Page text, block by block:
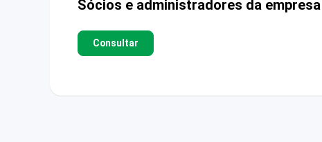
Sócios e administradores da empresa
Consultar